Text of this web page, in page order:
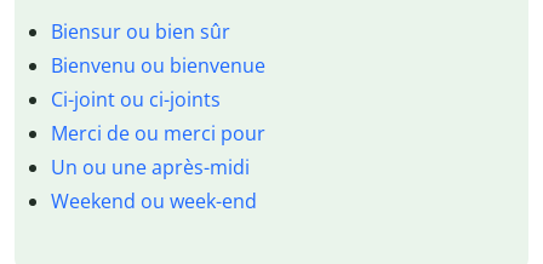
Biensur ou bien sûr
Bienvenu ou bienvenue
Ci-joint ou ci-joints
Merci de ou merci pour
Un ou une après-midi
Weekend ou week-end